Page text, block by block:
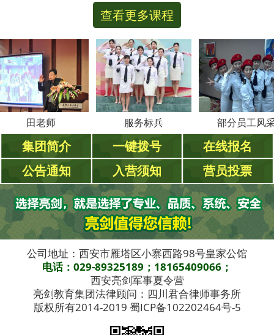
查看更多课程
田老师 服务标兵 部分员工风采
集团简介 一键拨号
在线报名
公告通知
入营须知 营员投票
公司地址：西安市雁塔区小寨西路98号皇家公馆
电话：029-89325189；18165409066；
西安亮剑军事夏令营
亮剑教育集团法律顾问：四川君合律师事务所
版权所有2014-2019 蜀ICP备102202464号-5